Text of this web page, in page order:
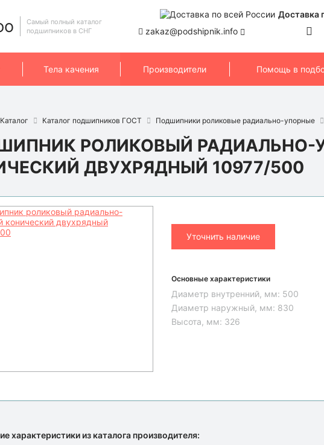
Самый полный каталог
подшипников в СНГ
Доставка
zakaz@podshipnik.info
Тела качения Производители Помощь в
Каталог Каталог подшипников ГОСТ Подшипники роликовые радиально-упорные
РОЛИКОВЫЙ РАДИАЛЬНО-
ДВУХРЯДНЫЙ 10977/500
Уточнить наличие
Основные характеристики
Диаметр внутренний, мм: 500
Диаметр наружный, мм: 830
Высота, мм: 326
характеристики из каталога производителя: